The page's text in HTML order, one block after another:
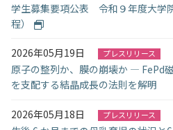
学生募集要項公表 令和９年度大学
程）
2026年05月19日 プレスリリース
原子の整列か、膜の崩壊か ― FePd
を支配する結晶成長の法則を解明
2026年05月18日 プレスリリース